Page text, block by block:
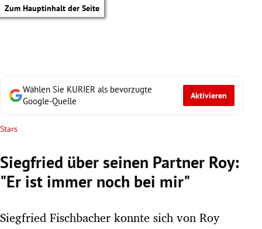
Zum Hauptinhalt der Seite
Wählen Sie KURIER als bevorzugte
Google-Quelle
Aktivieren
Stars
Siegfried über seinen Partner Roy:
"Er ist immer noch bei mir"
Siegfried Fischbacher konnte sich von Roy